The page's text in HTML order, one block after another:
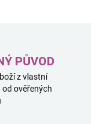
PŮVOD
z vlastní
od ověřených